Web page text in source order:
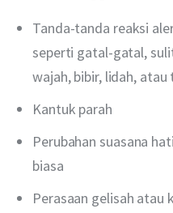
Tanda-tanda reaksi
seperti gatal-gatal,
wajah, bibir, lidah,
Kantuk parah
Perubahan suasana
biasa
Perasaan gelisah atau